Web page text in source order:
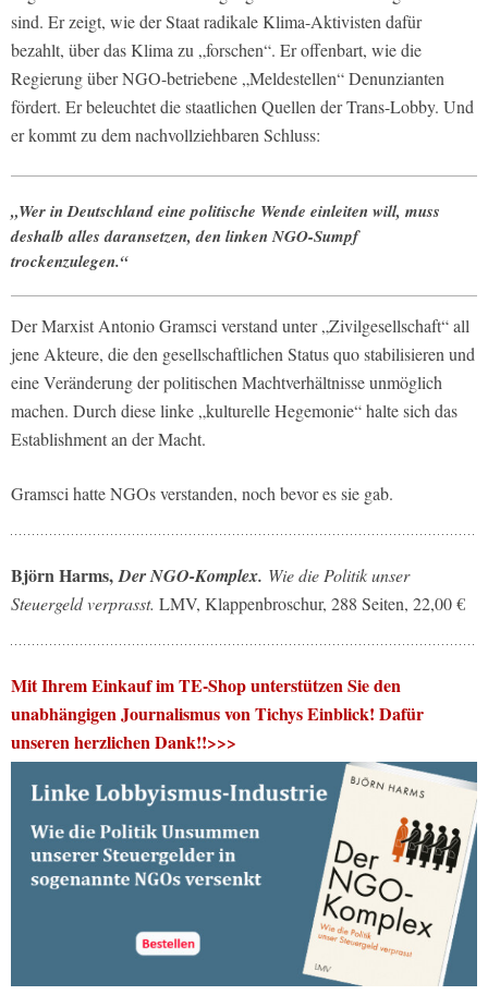
sind. Er zeigt, wie der Staat radikale Klima-Aktivisten dafür
bezahlt, über das Klima zu „forschen“. Er offenbart, wie die
Regierung über NGO-betriebene „Meldestellen“ Denunzianten
fördert. Er beleuchtet die staatlichen Quellen der Trans-Lobby. Und
er kommt zu dem nachvollziehbaren Schluss:
„Wer in Deutschland eine politische Wende einleiten will, muss
deshalb alles daransetzen, den linken NGO-Sumpf
trockenzulegen.“
Der Marxist Antonio Gramsci verstand unter „Zivilgesellschaft“ all
jene Akteure, die den gesellschaftlichen Status quo stabilisieren und
eine Veränderung der politischen Machtverhältnisse unmöglich
machen. Durch diese linke „kulturelle Hegemonie“ halte sich das
Establishment an der Macht.
Gramsci hatte NGOs verstanden, noch bevor es sie gab.
Björn Harms, Der NGO-Komplex. Wie die Politik unser
Steuergeld verprasst. LMV, Klappenbroschur, 288 Seiten, 22,00 €
Mit Ihrem Einkauf im TE-Shop unterstützen Sie den
unabhängigen Journalismus von Tichys Einblick! Dafür
unseren herzlichen Dank!!>>>